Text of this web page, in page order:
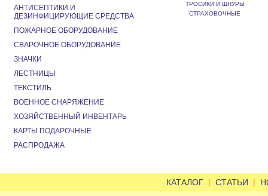
ТРОСИКИ И ШНУРЫ
СТРАХОВОЧНЫЕ
АНТИСЕПТИКИ И
ДЕЗИНФИЦИРУЮЩИЕ СРЕДСТВА
ПОЖАРНОЕ ОБОРУДОВАНИЕ
СВАРОЧНОЕ ОБОРУДОВАНИЕ
ЗНАЧКИ
ЛЕСТНИЦЫ
ТЕКСТИЛЬ
ВОЕННОЕ СНАРЯЖЕНИЕ
ХОЗЯЙСТВЕННЫЙ ИНВЕНТАРЬ
КАРТЫ ПОДАРОЧНЫЕ
РАСПРОДАЖА
КАТАЛОГ | СТАТЬИ |